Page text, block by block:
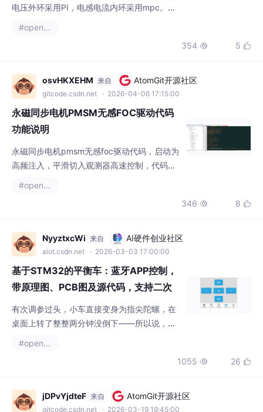
电压外环采用PI，电感电流内环采用mpc。运
领域，单相Boost升压变换器因其能够将输入
模型预测控制（MPC）相结合的方式，对单相
Boost升压变换器进行精准控制，并在Matlab/
Simulink/PLEC
#openresty
354  5 
osvHKXEHM 来自 AtomGit开源社区
gitcode.csdn.net · 2026-04-06 17:15:00
永磁同步电机PMSM无感FOC驱动代码
功能说明
永磁同步电机pmsm无感foc驱动代码，启动为
高频注入，平滑切入观测器高速控制，代码全
频注入仿真模型。
#openresty
346  8 
NyyztxcWi 来自 AI硬件创业社区
aiot.csdn.net · 2026-03-03 17:00:00
基于STM32的平衡车：蓝牙APP控制，
带原理图、PCB图及源代码，支持二次
开发并可选配多种模块功能
有次调参过头，小车直接变身为指尖陀螺，在
桌面上转了整整两分钟没倒下——所以说，玩
啊！寻迹壁障自平衡小车，带手机APP蓝牙功
机APP蓝牙功能，STM32平衡车，赠送原理
图，PCB图，源代码等全部资料。集成STM32
#openresty
1055  26 
jDPvYjdteF 来自 AtomGit开源社区
gitcode.csdn.net · 2026-03-19 19:45:00